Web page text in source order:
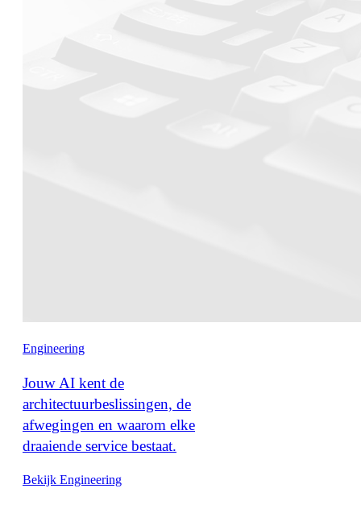
Engineering
Jouw AI kent de
architectuurbeslissingen, de
afwegingen en waarom elke
draaiende service bestaat.
Bekijk Engineering